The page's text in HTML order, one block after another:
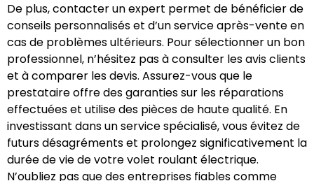
De plus, contacter un expert permet de bénéficier de
conseils personnalisés et d’un service après-vente en
cas de problèmes ultérieurs. Pour sélectionner un bon
professionnel, n’hésitez pas à consulter les avis clients
et à comparer les devis. Assurez-vous que le
prestataire offre des garanties sur les réparations
effectuées et utilise des pièces de haute qualité. En
investissant dans un service spécialisé, vous évitez de
futurs désagréments et prolongez significativement la
durée de vie de votre volet roulant électrique.
N’oubliez pas que des entreprises fiables comme